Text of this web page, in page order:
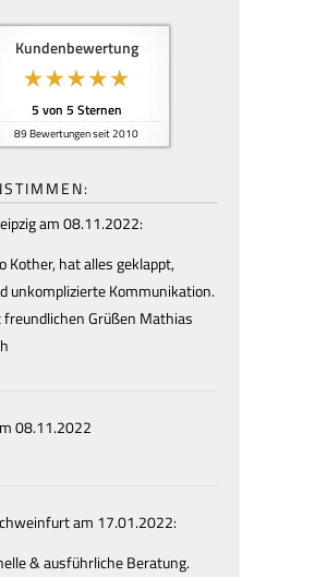
Kundenbewertung
5 von 5 Sternen
89 Bewertungen seit 2010
am 08.11.2022:
Kother, hat alles geklappt,
unkomplizierte Kommunikation.
Grüßen Mathias
08.11.2022
am 17.01.2022:
& ausführliche Beratung.